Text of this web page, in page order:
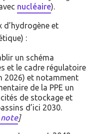
nucléaire).
d’hydrogène et
:
un schéma
et le cadre régulatoire
2026) et notamment
de la PPE un
de stockage et
d’ici 2030.
]